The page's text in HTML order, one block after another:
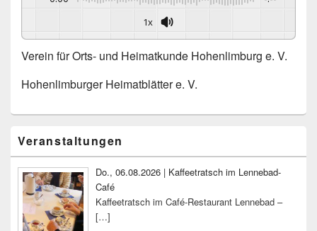
1x
Verein für Orts- und Heimatkunde Hohenlimburg e. V.
Hohenlimburger Heimatblätter e. V.
Seitenleisten-
Widgetbereich
Veranstaltungen
Do., 06.08.2026 | Kaffeetratsch im Lennebad-
Café
Kaffeetratsch im Café-Restaurant Lennebad –
[…]